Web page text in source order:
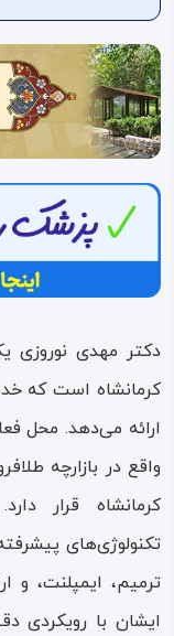
درباره
ما
دکتر مهدی نوروزی
کرمانشاه است که
ارائه می‌دهد. محل
واقع در بازارچه
کرمانشاه قرار
تکنولوژی‌های
ترمیم، ایمپلنت، و
ایشان با رویکردی